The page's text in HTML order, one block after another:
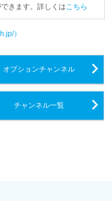
きます。詳しくは こちら
）
オプションチャンネル
チャンネル一覧